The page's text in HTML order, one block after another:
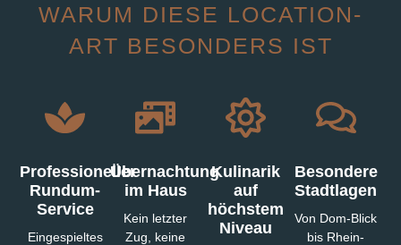
WARUM DIESE LOCATION-
ART BESONDERS IST
Professioneller
Rundum-
Service
Eingespieltes
Übernachtung
im Haus
Kein letzter
Zug, keine
Kulinarik
auf
höchstem
Niveau
Besondere
Stadtlagen
Von Dom-Blick
bis Rhein-